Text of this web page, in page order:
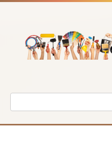
Перейти
Поиск: